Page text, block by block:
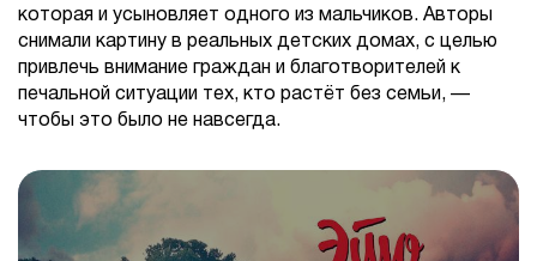
которая и усыновляет одного из мальчиков. Авторы
снимали картину в реальных детских домах, с целью
привлечь внимание граждан и благотворителей к
печальной ситуации тех, кто растёт без семьи, —
чтобы это было не навсегда.